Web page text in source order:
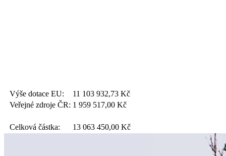
Výše dotace EU: 11 103 932,73 Kč
Veřejné zdroje ČR: 1 959 517,00 Kč
Celková částka: 13 063 450,00 Kč